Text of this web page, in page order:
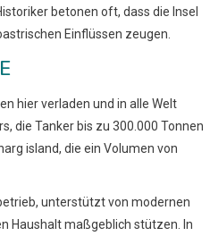
betonen oft, dass die Insel
Einflüssen zeugen.
hier verladen und in alle Welt
die Tanker bis zu 300.000 Tonnen
island, die ein Volumen von
unterstützt von modernen
Haushalt maßgeblich stützen. In